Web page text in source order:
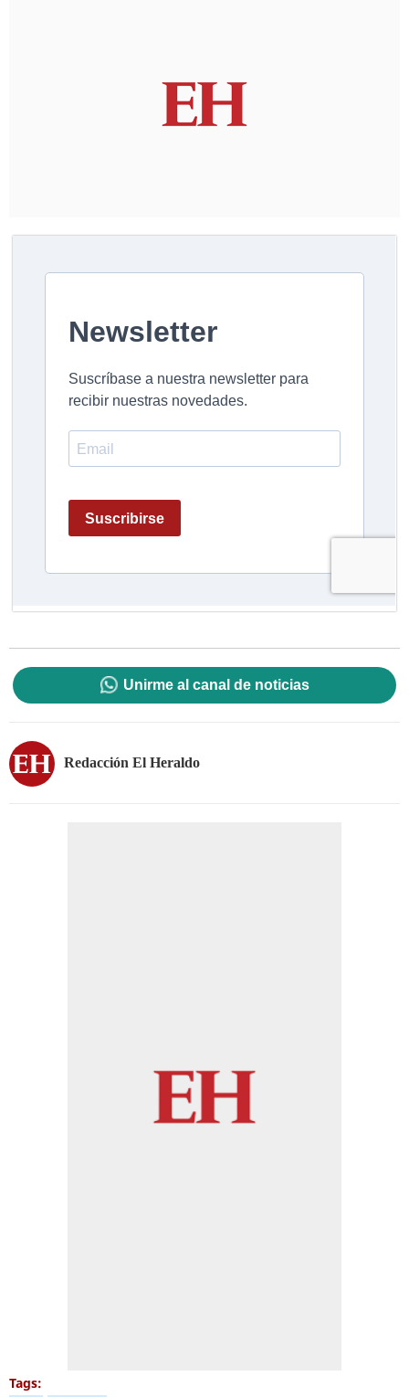
Unirme al canal de noticias
Redacción El Heraldo
Tags: